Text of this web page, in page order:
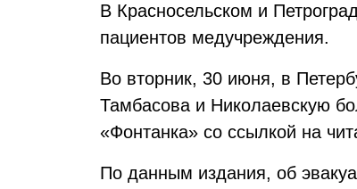
В Красносельском и
пациентов медучреждения.
Во вторник, 30 июня, в
Тамбасова и Николаевскую
«Фонтанка» со ссылкой на
По данным издания, об